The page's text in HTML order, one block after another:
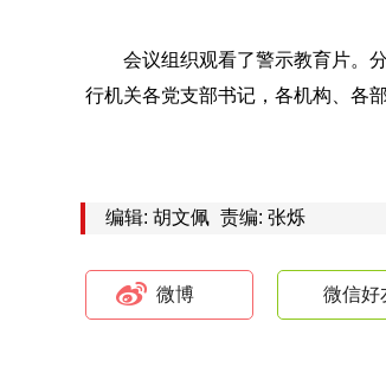
会议组织观看了警示教育片。
行机关各党支部书记，各机构、各
编辑: 胡文佩 责编: 张烁
微博 微信好